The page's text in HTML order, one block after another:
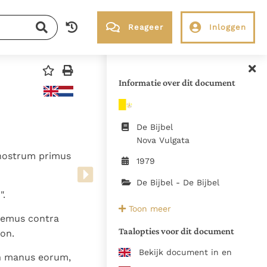
RK Documenten stelt heel veel belangrijke
kerkelijke documenten van de Rooms
Katholieke Kerk in het Nederlands
beschikbaar en is volledig afhankelijk van
Ik help mee!
Reageer Inloggen
Informatie over dit document
De Bijbel
Nova Vulgata
1979
De Bijbel - De Bijbel
vulgata_index_lt.html, juni
De teksten van de Vulgaat zijn
Toon meer
Taalopties voor dit document
Bekijk document in en
primus
contra
manus eorum,